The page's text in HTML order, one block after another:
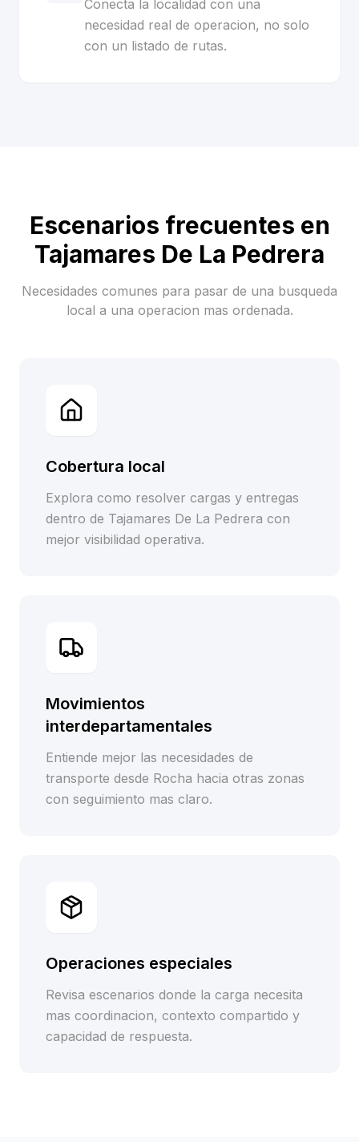
Conecta la localidad con una
necesidad real de operacion, no solo
con un listado de rutas.
Escenarios frecuentes en
Tajamares De La Pedrera
Necesidades comunes para pasar de una busqueda
local a una operacion mas ordenada.
Cobertura local
Explora como resolver cargas y entregas
dentro de Tajamares De La Pedrera con
mejor visibilidad operativa.
Movimientos
interdepartamentales
Entiende mejor las necesidades de
transporte desde Rocha hacia otras zonas
con seguimiento mas claro.
Operaciones especiales
Revisa escenarios donde la carga necesita
mas coordinacion, contexto compartido y
capacidad de respuesta.